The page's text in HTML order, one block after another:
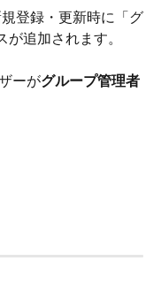
登録・更新時に「グ
追加されます。
ーがグループ管理者